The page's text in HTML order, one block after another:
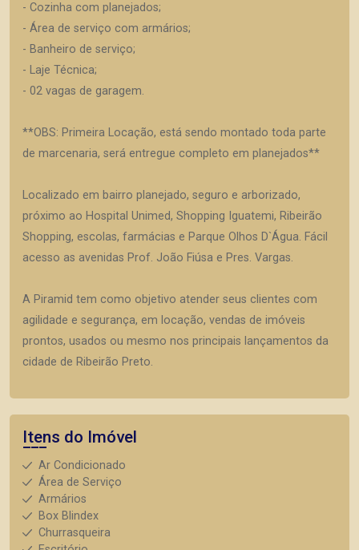
- Cozinha com planejados;
- Área de serviço com armários;
- Banheiro de serviço;
- Laje Técnica;
- 02 vagas de garagem.
**OBS: Primeira Locação, está sendo montado toda parte
de marcenaria, será entregue completo em planejados**
Localizado em bairro planejado, seguro e arborizado,
próximo ao Hospital Unimed, Shopping Iguatemi, Ribeirão
Shopping, escolas, farmácias e Parque Olhos D`Água. Fácil
acesso as avenidas Prof. João Fiúsa e Pres. Vargas.
A Piramid tem como objetivo atender seus clientes com
agilidade e segurança, em locação, vendas de imóveis
prontos, usados ou mesmo nos principais lançamentos da
cidade de Ribeirão Preto.
Itens do Imóvel
Ar Condicionado
Área de Serviço
Armários
Box Blindex
Churrasqueira